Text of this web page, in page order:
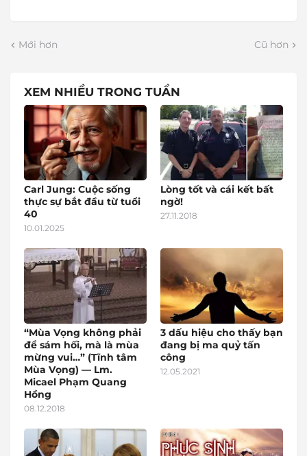
Mới hơn Cũ hơn
XEM NHIỀU TRONG TUẦN
Carl Jung: Cuộc sống
thực sự bắt đầu từ tuổi
40
10.01.2025
Lòng tốt và cái kết bất
ngờ!
27.11.2018
“Mùa Vọng không phải
để sám hối, mà là mùa
mừng vui…” (Tĩnh tâm
Mùa Vọng) — Lm.
Micael Phạm Quang
Hồng
08.12.2018
3 dấu hiệu cho thấy bạn
đang bị ma quỷ tấn
công
12.05.2021